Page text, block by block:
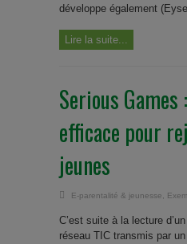
développe également
Lire la suite...
Serious
efficace pour
jeunes
E-parentalité & jeunesse
C’est suite à la lecture
réseau TIC transmis par